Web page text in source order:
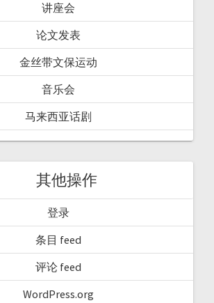
讲座会
论文发表
金丝带文保运动
音乐会
马来西亚话剧
其他操作
登录
条目 feed
评论 feed
WordPress.org